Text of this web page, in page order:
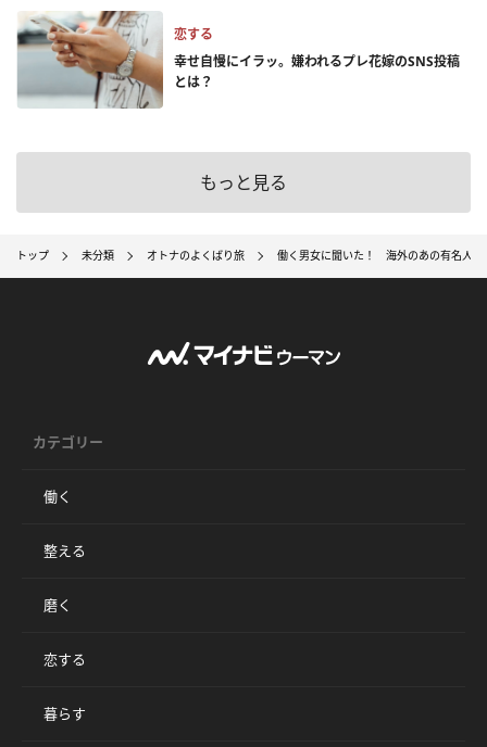
恋する
幸せ自慢にイラッ。嫌われるプレ花嫁のSNS投稿
とは？
もっと見る
トップ 未分類 オトナのよくばり旅 働く男女に聞いた！ 海外のあの有名人ゆ
カテゴリー
働く
整える
磨く
恋する
暮らす